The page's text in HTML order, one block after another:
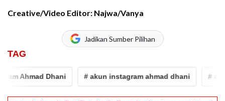
Creative/Video Editor: Najwa/Vanya
Jadikan Sumber Pilihan
TAG
Ahmad Dhani # akun instagram ahmad dhani #